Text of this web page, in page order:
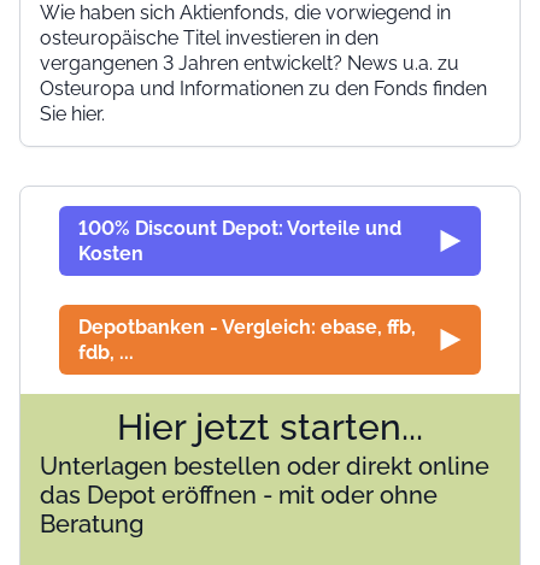
Wie haben sich Aktienfonds, die vorwiegend in
osteuropäische Titel investieren in den
vergangenen 3 Jahren entwickelt? News u.a. zu
Osteuropa und Informationen zu den Fonds finden
Sie hier.
100% Discount Depot: Vorteile und
Kosten
Depotbanken - Vergleich: ebase, ffb,
fdb, ...
Hier jetzt starten...
Unterlagen bestellen oder direkt online
das Depot eröffnen - mit oder ohne
Beratung